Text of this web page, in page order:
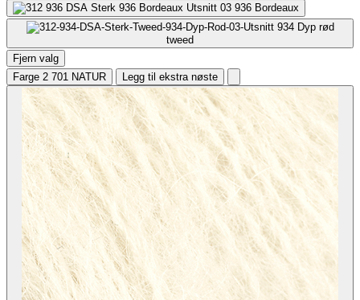
936 Bordeaux
934 Dyp rød
tweed
Fjern valg
Farge 2 701 NATUR Legg til ekstra nøste